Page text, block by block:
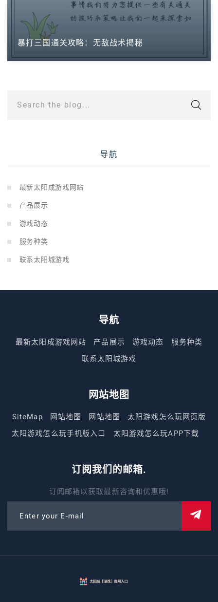
暴打三国通关攻略：无敌战术揭秘
Search the blog...
导航
最新太阳成游戏网站
产品展示
游戏动态
服务种类
联系太阳城游戏
导航
最新太阳成游戏网站 产品展示 游戏动态
服务种类
联系太阳城游戏
网站地图
SiteMap 网站地图 网站地图
太阳游戏怎么玩网页版
太阳游戏怎么玩手机版入口
太阳游戏怎么玩APP下载
订阅我们的邮箱.
订阅邮箱以获取最新咨询和优惠哦!
Enter your E-mail